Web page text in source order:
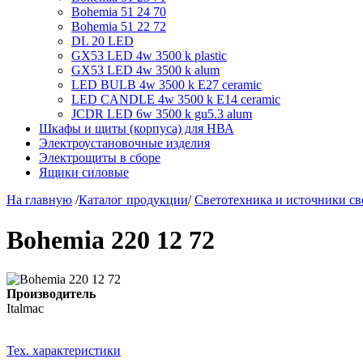
Bohemia 51 24 70
Bohemia 51 22 72
DL 20 LED
GX53 LED 4w 3500 k plastic
GX53 LED 4w 3500 k alum
LED BULB 4w 3500 k E27 ceramic
LED CANDLE 4w 3500 k E14 ceramic
JCDR LED 6w 3500 k gu5.3 alum
Шкафы и щиты (корпуса) для НВА
Электроустановочные изделия
Электрощиты в сборе
Ящики силовые
На главную /Каталог продукции/Светотехника и источники
Bohemia 220 12 72
Производитель
Italmac
Тех. характеристики